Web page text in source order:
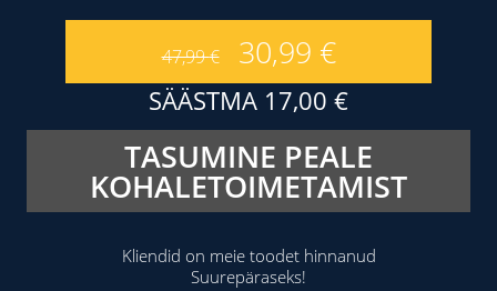
47,99€ 30,99 €
SÄÄSTMA 17,00 €
TASUMINE PEALE
KOHALETOIMETAMIST
Kliendid on meie toodet hinnanud
Suurepäraseks!